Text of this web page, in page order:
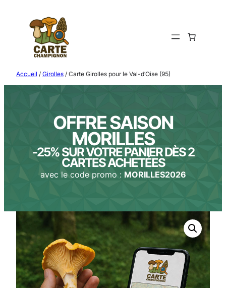
contenu
Accueil / Girolles / Carte Girolles pour le Val-d’Oise (95)
OFFRE SAISON
MORILLES
-25% SUR VOTRE PANIER DÈS 2
CARTES ACHETÉES
avec le code promo : MORILLES2026